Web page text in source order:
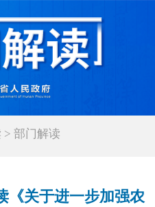
>部门解读
《关于进一步加强农